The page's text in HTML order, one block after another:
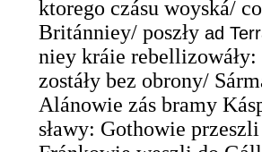
ktorego czásu woyská/
Británniey/ poszły ad
niey kráie
zostáły bez obrony/
Alánowie zás bramy
sławy: Gothowie